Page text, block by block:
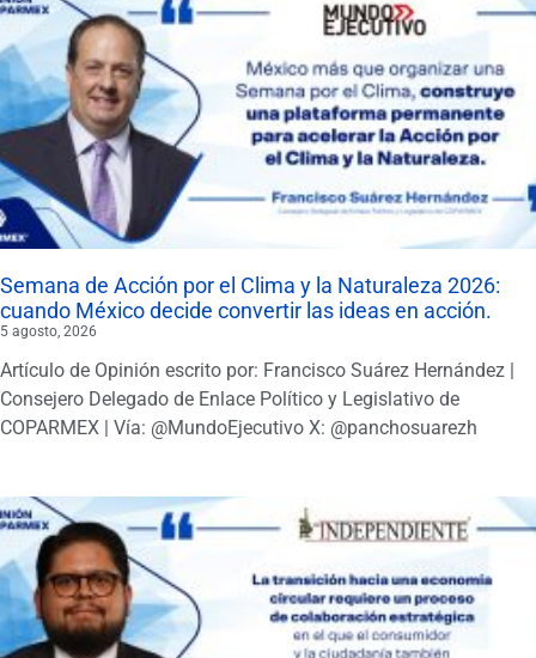
Semana de Acción por el Clima y la Naturaleza 2026:
cuando México decide convertir las ideas en acción.
5 agosto, 2026
Artículo de Opinión escrito por: Francisco Suárez Hernández |
Consejero Delegado de Enlace Político y Legislativo de
COPARMEX | Vía: @MundoEjecutivo X: @panchosuarezh